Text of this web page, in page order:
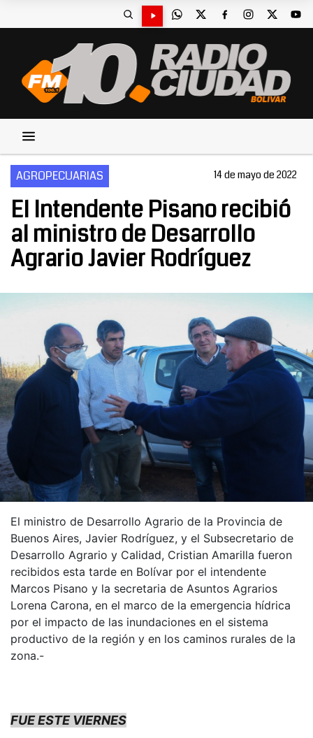
AGROPECUARIAS 14 de mayo de 2022
El Intendente Pisano recibió
al ministro de Desarrollo
Agrario Javier Rodríguez
El ministro de Desarrollo Agrario de la Provincia de
Buenos Aires, Javier Rodríguez, y el Subsecretario de
Desarrollo Agrario y Calidad, Cristian Amarilla fueron
recibidos esta tarde en Bolívar por el intendente
Marcos Pisano y la secretaria de Asuntos Agrarios
Lorena Carona, en el marco de la emergencia hídrica
por el impacto de las inundaciones en el sistema
productivo de la región y en los caminos rurales de la
zona.-
FUE ESTE VIERNES